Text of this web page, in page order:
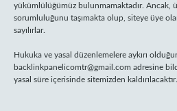
yükümlülüğümüz bulunmamaktadır. Ancak,
sorumluluğunu taşımakta olup, siteye üye
sayılırlar.
Hukuka ve yasal düzenlemelere aykırı
backlinkpanelicomtr@gmail.com adresine
yasal süre içerisinde sitemizden kaldırılacaktır.